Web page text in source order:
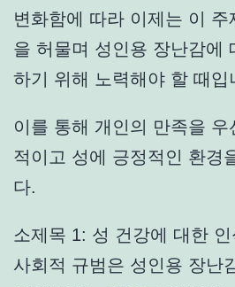
변화함에 따라 이제는 이 주
을 허물며 성인용 장난감에
하기 위해 노력해야 할 때입
이를 통해 개인의 만족을
적이고 성에 긍정적인 환경
다.
소제목 1: 성 건강에 대한
사회적 규범은 성인용 장난